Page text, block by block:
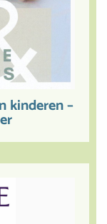
kinderen –